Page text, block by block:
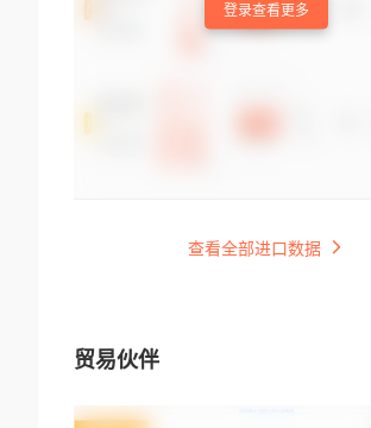
登录查看更多
查看全部进口数据
贸易伙伴